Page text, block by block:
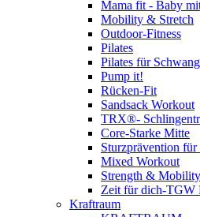
Mama fit - Baby
Mobility & Stretch
Outdoor-Fitness
Pilates
Pilates für
Pump it!
Rücken-Fit
Sandsack Workout
TRX®-
Core-Starke Mitte
Sturzprävention für
Mixed Workout
Strength & Mobility
Zeit für dich-TGW
Kraftraum